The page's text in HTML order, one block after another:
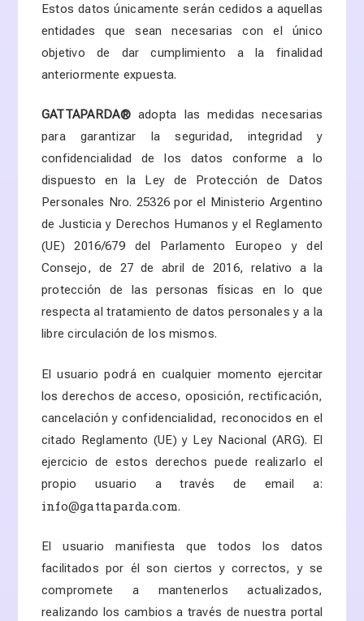
Estos datos únicamente serán cedidos a aquellas
entidades que sean necesarias con el único
objetivo de dar cumplimiento a la finalidad
anteriormente expuesta.
GATTAPARDA®adopta las medidas necesarias
para garantizar la seguridad, integridad y
confidencialidad de los datos conforme a lo
dispuesto en la Ley de Protección de Datos
Personales Nro. 25326 por el Ministerio Argentino
de Justicia y Derechos Humanos y el Reglamento
(UE) 2016/679 del Parlamento Europeo y del
Consejo, de 27 de abril de 2016, relativo a la
protección de las personas físicas en lo que
respecta al tratamiento de datos personales y a la
libre circulación de los mismos.
El usuario podrá en cualquier momento ejercitar
los derechos de acceso, oposición, rectificación,
cancelación y confidencialidad, reconocidos en el
citado Reglamento (UE) y Ley Nacional (ARG). El
ejercicio de estos derechos puede realizarlo el
propio usuario a través de email a:
info@gattaparda.com.
El usuario manifiesta que todos los datos
facilitados por él son ciertos y correctos, y se
compromete a mantenerlos actualizados,
realizando los cambios a través de nuestra portal